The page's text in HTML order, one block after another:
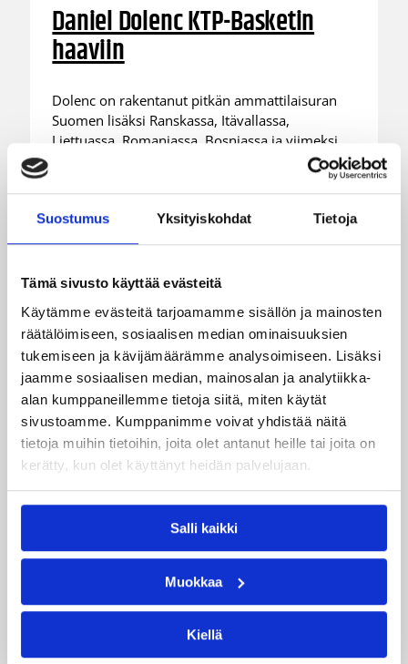
Suostumus Yksityiskohdat Tietoja
Tämä sivusto käyttää evästeitä
Käytämme evästeitä tarjoamamme sisällön ja mainosten
räätälöimiseen, sosiaalisen median ominaisuuksien
tukemiseen ja kävijämäärämme analysoimiseen. Lisäksi
jaamme sosiaalisen median, mainosalan ja analytiikka-
alan kumppaneillemme tietoja siitä, miten käytät
sivustoamme. Kumppanimme voivat yhdistää näitä
tietoja muihin tietoihin, joita olet antanut heille tai joita on
kerätty, kun olet käyttänyt heidän palvelujaan.
Salli kaikki
Muokkaa
Kiellä
Daniel Dolenc KTP-Basketin
haaviin
Dolenc on rakentanut pitkän ammattilaisuran
Suomen lisäksi Ranskassa, Itävallassa,
Liettuassa, Romaniassa, Bosniassa ja viimeksi
Maaottelu 06.08.2026 21:44
Susiladiesin puolustus rautaa
Tukholmassa –
harvinaislaatuinen voitto
Liettuasta